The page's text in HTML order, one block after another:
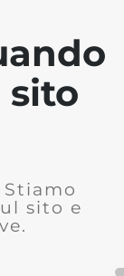
sito
sito e